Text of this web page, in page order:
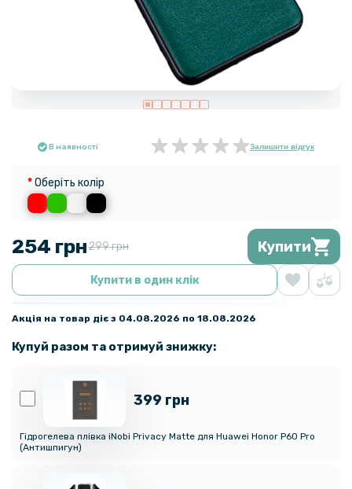
В наявності Залишити відгук
Оберіть колір
254 грн299 грн Купити
Купити в один клік
Акція на товар діє з 04.08.2026 по 18.08.2026
Купуй разом та отримуй знижку:
399 грн
Гідрогелева плівка iNobi Privacy Matte для Huawei Honor P60 Pro
(Антишпигун)